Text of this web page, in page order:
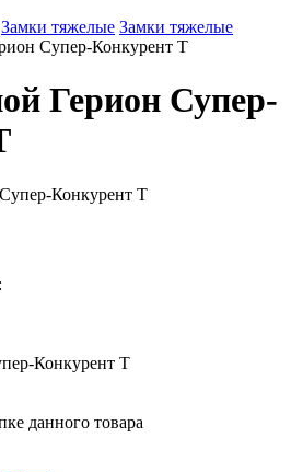
Замки тяжелые Замки тяжелые
Супер-Конкурент Т
Герион Супер-
Конкурент Т
данного товара